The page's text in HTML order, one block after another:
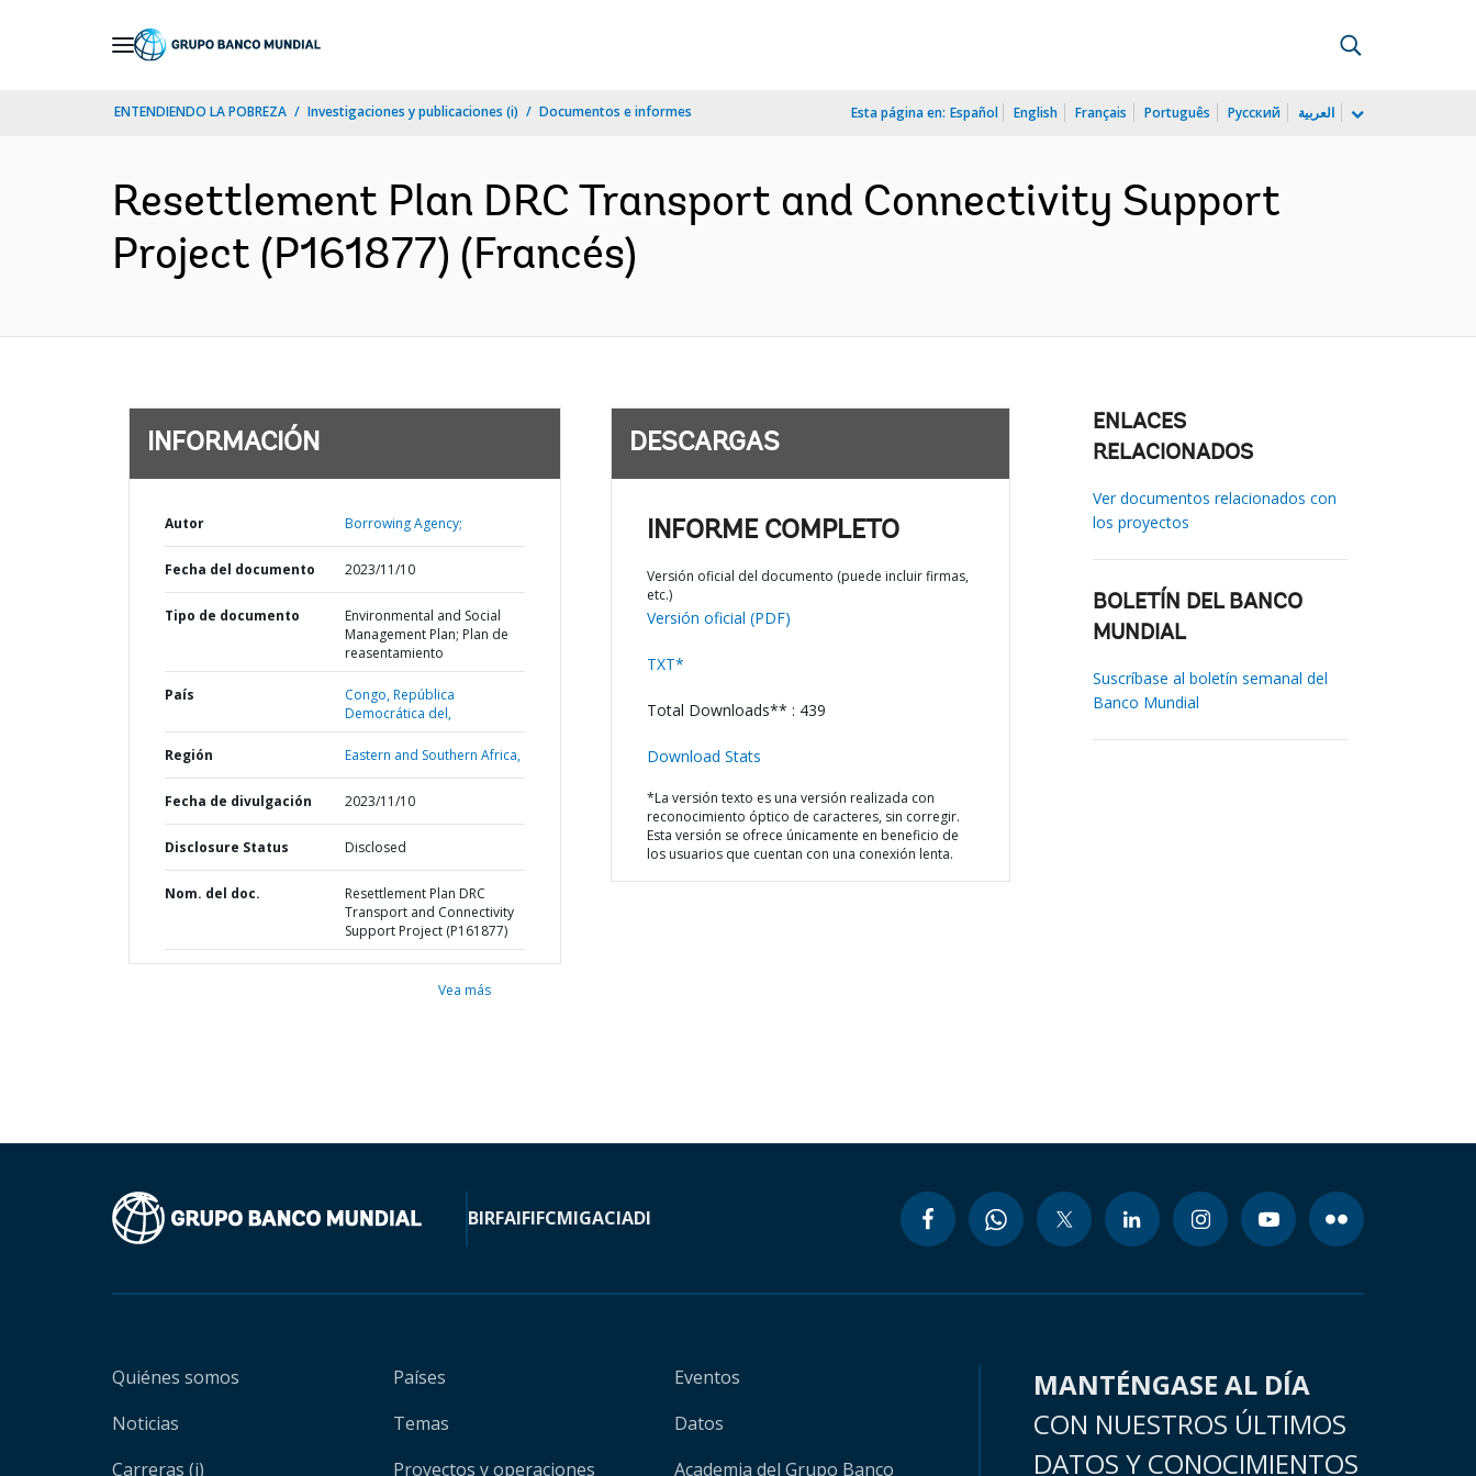
ENTENDIENDO LA POBREZA Investigaciones y publicaciones (i) Documentos e informes Esta página en: Español English Français Português Русский العربية
Resettlement Plan DRC Transport and Connectivity Support
Project (P161877) (Francés)
INFORMACIÓN
Autor Borrowing Agency;
Fecha del documento 2023/11/10
Tipo de documento
Environmental and Social
Management Plan; Plan de
reasentamiento
País Congo,República
Democrática del,
Región Eastern and Southern Africa,
Fecha de divulgación 2023/11/10
Disclosure Status Disclosed
Nom. del doc.
Resettlement Plan DRC
Transport and Connectivity
Support Project (P161877)
Vea más
DESCARGAS
INFORME COMPLETO
Versión oficial del documento (puede incluir firmas,
etc.)
Versión oficial (PDF)
TXT*
Total Downloads** : 439
Download Stats
*La versión texto es una versión realizada con
reconocimiento óptico de caracteres, sin corregir.
Esta versión se ofrece únicamente en beneficio de
los usuarios que cuentan con una conexión lenta.
ENLACES
RELACIONADOS
Ver documentos relacionados con
los proyectos
BOLETÍN DEL BANCO
MUNDIAL
Suscríbase al boletín semanal del
Banco Mundial
BIRFAIFIFCMIGACIADI
Quiénes somos
Noticias
Carreras (i)
Países
Temas
Proyectos y operaciones
Eventos
Datos
Academia del Grupo Banco
MANTÉNGASE AL DÍA
CON NUESTROS ÚLTIMOS
DATOS Y CONOCIMIENTOS